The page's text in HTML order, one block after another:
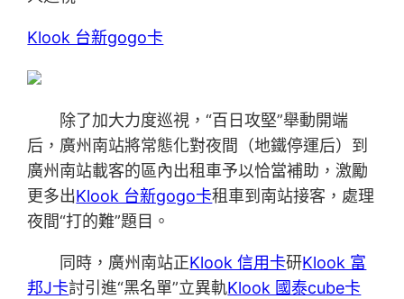
Klook 台新gogo卡
除了加大力度巡視，“百日攻堅”舉動開端
后，廣州南站將常態化對夜間（地鐵停運后）到
廣州南站載客的區內出租車予以恰當補助，激勵
更多出Klook 台新gogo卡租車到南站接客，處理
夜間“打的難”題目。
同時，廣州南站正Klook 信用卡研Klook 富
邦J卡討引進“黑名單”立異軌Klook 國泰cube卡